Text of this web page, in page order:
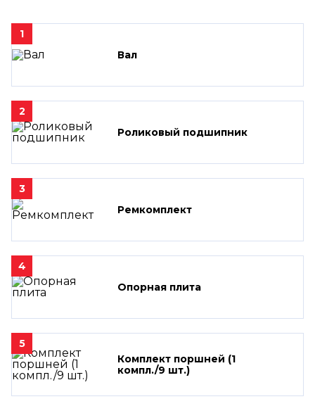
1
Вал
2
Роликовый подшипник
3
Ремкомплект
4
Опорная плита
5
Комплект поршней (1
компл./9 шт.)